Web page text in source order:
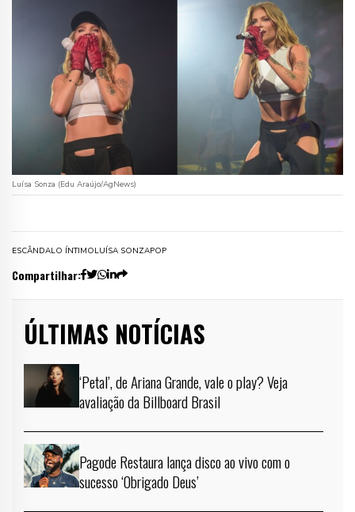
Luísa Sonza (Edu Araújo/AgNews)
ESCÂNDALO ÍNTIMOLUÍSA SONZAPOP
Compartilhar:
ÚLTIMAS NOTÍCIAS
‘Petal’, de Ariana Grande, vale o play? Veja
avaliação da Billboard Brasil
Pagode Restaura lança disco ao vivo com o
sucesso ‘Obrigado Deus’